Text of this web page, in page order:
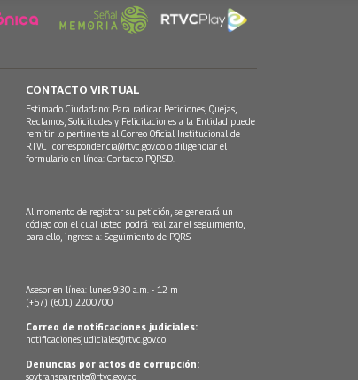
CONTACTO VIRTUAL
Estimado Ciudadano: Para radicar Peticiones, Quejas,
Reclamos, Solicitudes y Felicitaciones a la Entidad puede
remitir lo pertinente al Correo Oficial Institucional de
RTVC correspondencia@rtvc.gov.co o diligenciar el
formulario en línea: Contacto PQRSD.
Al momento de registrar su petición, se generará un
código con el cual usted podrá realizar el seguimiento,
para ello, ingrese a: Seguimiento de PQRS
Asesor en línea: lunes 9:30 a.m. - 12 m
(+57) (601) 2200700
Correo de notificaciones judiciales:
notificacionesjudiciales@rtvc.gov.co
Denuncias por actos de corrupción:
soytransparente@rtvc.gov.co